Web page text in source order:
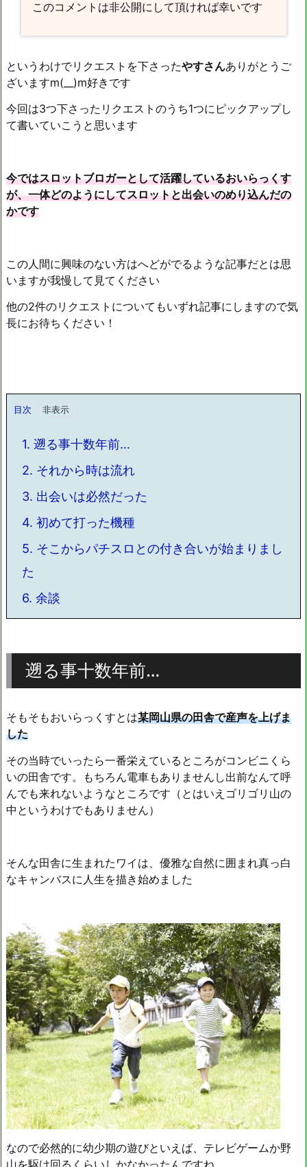
このコメントは非公開にして頂ければ幸いです
というわけでリクエストを下さったやすさんありがとうご
ざいますm(__)m好きです
今回は3つ下さったリクエストのうち1つにピックアップし
て書いていこうと思います
今ではスロットブロガーとして活躍しているおいらっくす
が、一体どのようにしてスロットと出会いのめり込んだの
かです
この人間に興味のない方はへどがでるような記事だとは思
いますが我慢して見てください
他の2件のリクエストについてもいずれ記事にしますので気
長にお待ちください！
目次
1. 遡る事十数年前…
2. それから時は流れ
3. 出会いは必然だった
4. 初めて打った機種
5. そこからパチスロとの付き合いが始まりまし
た
6. 余談
遡る事十数年前…
そもそもおいらっくすとは某岡山県の田舎で産声を上げま
した
その当時でいったら一番栄えているところがコンビニくら
いの田舎です。もちろん電車もありませんし出前なんて呼
んでも来れないようなところです（とはいえゴリゴリ山の
中というわけでもありません）
そんな田舎に生まれたワイは、優雅な自然に囲まれ真っ白
なキャンバスに人生を描き始めました
なので必然的に幼少期の遊びといえば、テレビゲームか野
山を駆け回るくらいしかなかったんですね